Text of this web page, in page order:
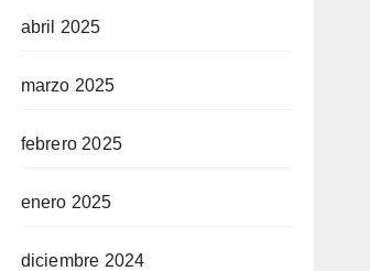
abril 2025
marzo 2025
febrero 2025
enero 2025
diciembre 2024